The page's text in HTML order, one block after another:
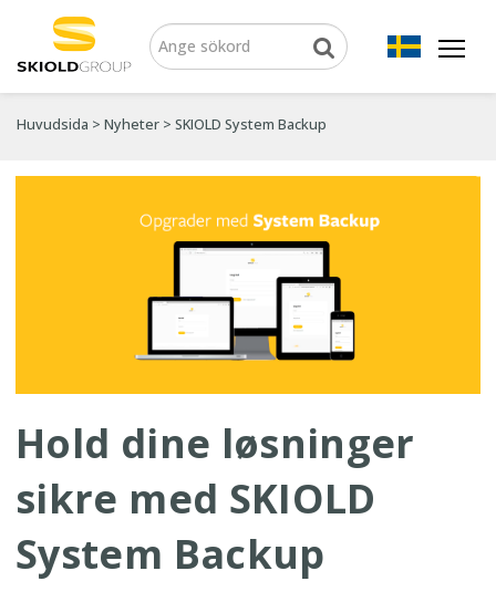
Huvudsida > Nyheter > SKIOLD System Backup
Hold dine løsninger
sikre med SKIOLD
System Backup